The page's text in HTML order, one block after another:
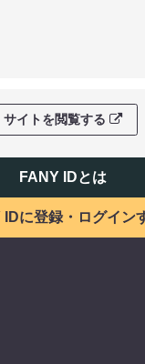
サイトを閲覧する
FANY IDとは
IDに登録・ログイン